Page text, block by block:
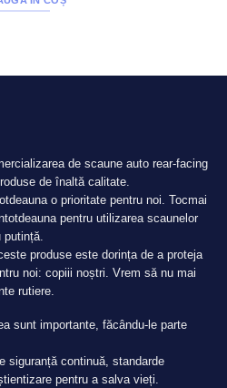
de scaune auto rear-facing
de înaltă calitate.
o prioritate pentru noi. Tocmai
pentru utilizarea scaunelor
putință.
produse este dorința de a proteja
noi: copiii noștri. Vrem să nu mai
rutiere.
sunt importante, făcându-le parte
siguranță continuă, standarde
pentru a salva vieți.